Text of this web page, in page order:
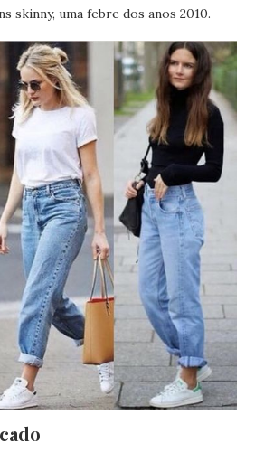
skinny, uma febre dos anos 2010.